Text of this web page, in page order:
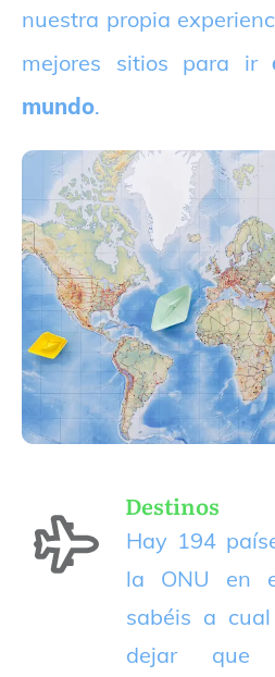
nuestra propia
mejores sitios para ir
mundo.
Destinos
Hay 194
la ONU en
sabéis a cual
dejar